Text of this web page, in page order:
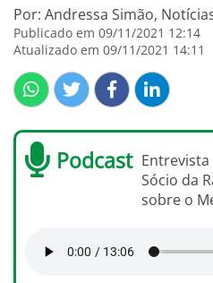
Por: Andressa Simão,
Publicado em 09/11/2021 12:14
Atualizado em 09/11/2021 14:11
Podcast
Sócio da
sobre o